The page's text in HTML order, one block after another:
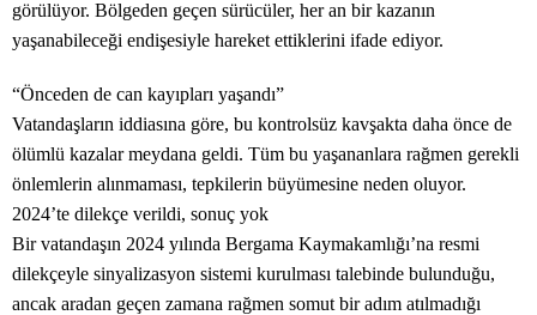
görülüyor. Bölgeden geçen sürücüler, her an bir kazanın
yaşanabileceği endişesiyle hareket ettiklerini ifade ediyor.
“Önceden de can kayıpları yaşandı”
Vatandaşların iddiasına göre, bu kontrolsüz kavşakta daha önce de
ölümlü kazalar meydana geldi. Tüm bu yaşananlara rağmen gerekli
önlemlerin alınmaması, tepkilerin büyümesine neden oluyor.
2024’te dilekçe verildi, sonuç yok
Bir vatandaşın 2024 yılında Bergama Kaymakamlığı’na resmi
dilekçeyle sinyalizasyon sistemi kurulması talebinde bulunduğu,
ancak aradan geçen zamana rağmen somut bir adım atılmadığı